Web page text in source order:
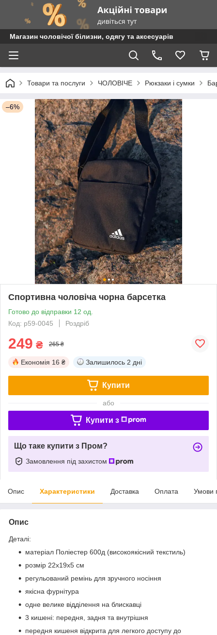
Магазин чоловічої білизни, одягу та аксесуарів
Товари та послуги ЧОЛОВІЧЕ Рюкзаки і сумки
–6%
Спортивна чоловіча чорна барсетка
Готово до відправки 12 од.
Код: p59-0045
Роздріб
249 ₴ 265 ₴
Економія 16 ₴ Залишилось 2 дні
Купити
або
Купити з
Що таке купити з Пром?
Замовлення під захистом
Опис Характеристики Доставка Оплата Умови
Опис
Деталі:
матеріал Поліестер 600д (високоякісний текстиль)
розмір 22х19х5 см
регульований ремінь для зручного носіння
якісна фурнітура
одне велике відділення на блискавці
3 кишені: передня, задня та внутрішня
передня кишеня відкрита для легкого доступу до